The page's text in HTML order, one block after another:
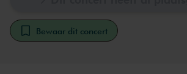
Bewaar dit concert